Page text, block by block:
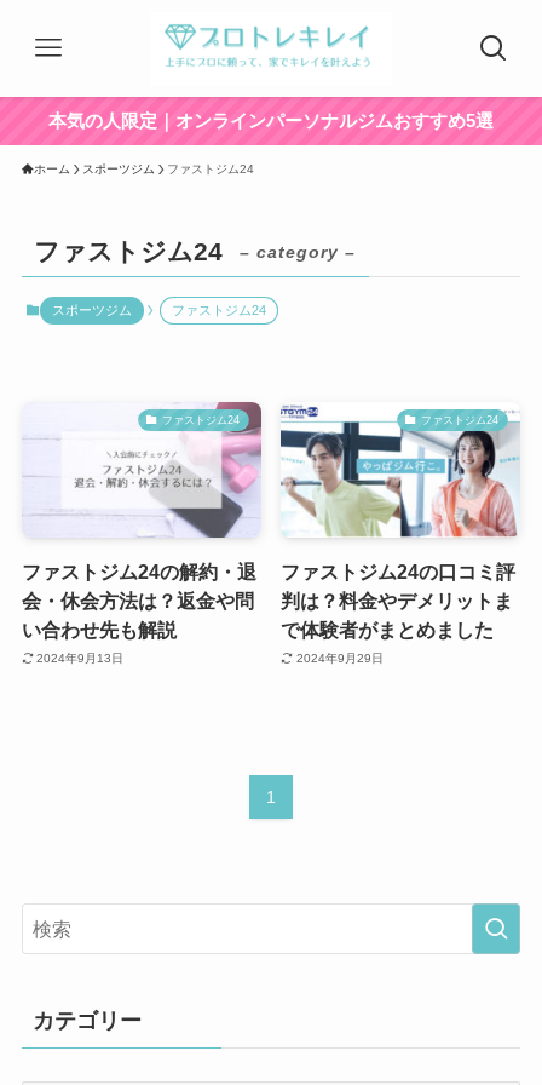
本気の人限定｜オンラインパーソナルジムおすすめ5選
ホーム スポーツジム ファストジム24
ファストジム24 – category –
スポーツジム ファストジム24
ファストジム24
ファストジム24の解約・退
会・休会方法は？返金や問
い合わせ先も解説
2024年9月13日
ファストジム24
ファストジム24の口コミ評
判は？料金やデメリットま
で体験者がまとめました
2024年9月29日
1
カテゴリー